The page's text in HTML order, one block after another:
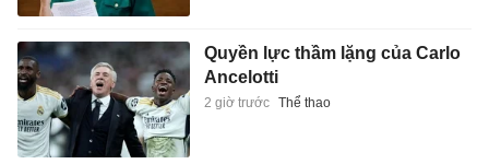
Quyền lực thầm lặng của Carlo
Ancelotti
2 giờ trước Thể thao